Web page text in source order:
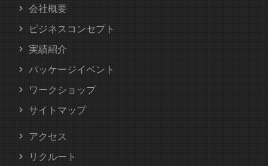
会社概要
ビジネスコンセプト
実績紹介
パッケージイベント
ワークショップ
サイトマップ
アクセス
リクルート